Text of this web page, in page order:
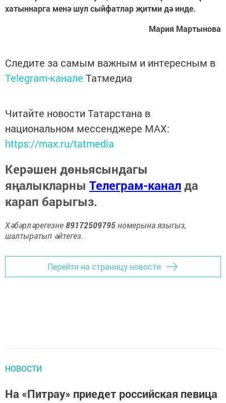
хатыннарга менә шул сыйфатлар җитми дә инде.
Мария Мартынова
Следите за самым важным и интересным в
Telegram-канале Татмедиа
Читайте новости Татарстана в
национальном мессенджере MАХ:
https://max.ru/tatmedia
Керәшен дөньясындагы
яңалыкларны Телеграм-каналда
карап барыгыз.
Хәбәрләрегезне89172509795номерына языгыз,
шалтыратып әйтегез.
Перейти на страницу новости
НОВОСТИ
На «Питрау» приедет российская певица